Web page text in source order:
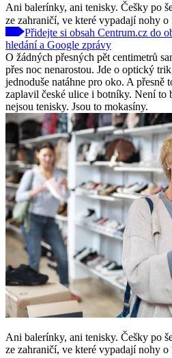
Ani balerínky, ani tenisky. Češky po
ze zahraničí, ve které vypadají nohy o
Přidejte si obsah Centrum.cz do
hledání a Google zprávy
O žádných přesných pět centimetrů
přes noc nenarostou. Jde o optický
jednoduše natáhne pro oko. A přesně
zaplavil české ulice i botníky. Není to
nejsou tenisky. Jsou to mokasíny.
Ani balerínky, ani tenisky. Češky po
ze zahraničí, ve které vypadají nohy o